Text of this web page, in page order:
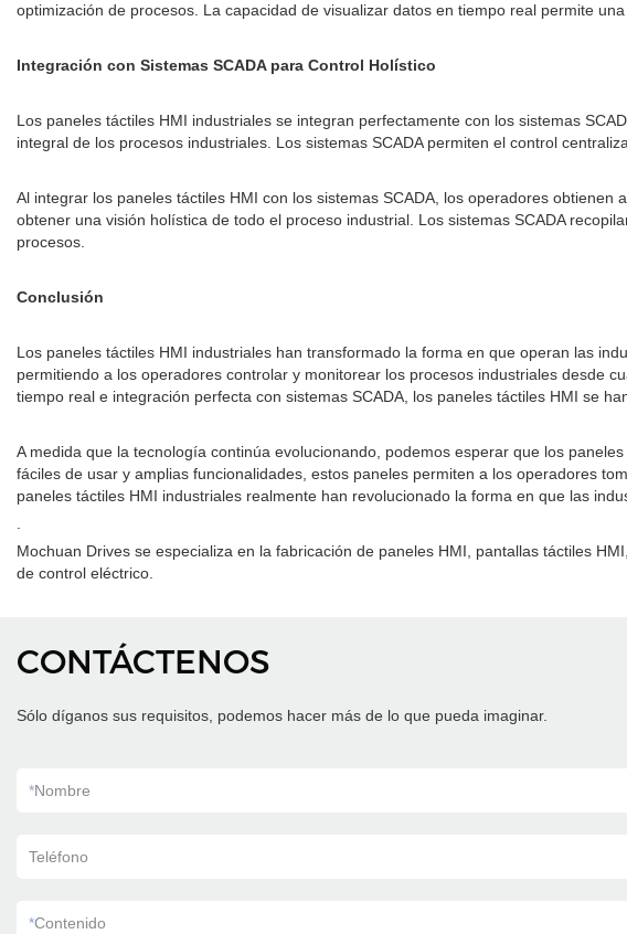
optimización de procesos. La capacidad de visualizar datos en tiempo real permite
Integración con Sistemas SCADA para Control Holístico
Los paneles táctiles HMI industriales se integran perfectamente con los sistemas
integral de los procesos industriales. Los sistemas SCADA permiten el control
Al integrar los paneles táctiles HMI con los sistemas SCADA, los operadores
obtener una visión holística de todo el proceso industrial. Los sistemas SCADA
procesos.
Conclusión
Los paneles táctiles HMI industriales han transformado la forma en que operan las
permitiendo a los operadores controlar y monitorear los procesos industriales desde
tiempo real e integración perfecta con sistemas SCADA, los paneles táctiles HMI se
A medida que la tecnología continúa evolucionando, podemos esperar que los
fáciles de usar y amplias funcionalidades, estos paneles permiten a los operadores
paneles táctiles HMI industriales realmente han revolucionado la forma en que las
.
Mochuan Drives se especializa en la fabricación de paneles HMI, pantallas táctiles
de control eléctrico.
CONTÁCTENOS
Sólo díganos sus requisitos, podemos hacer más de lo que pueda imaginar.
*Nombre
Teléfono
*Contenido